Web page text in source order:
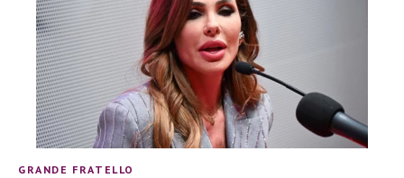
GRANDE FRATELLO